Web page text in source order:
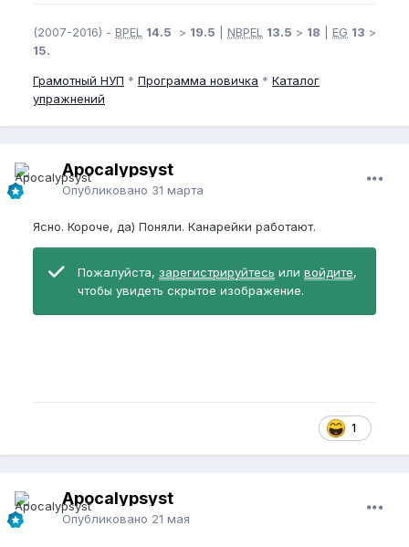
(2007-2016) - BPEL 14.5 > 19.5 NBPEL 13.5 > 18 EG 13 >
15.
Грамотный НУП * Программа новичка * Каталог
упражнений
Apocalypsyst
Опубликовано 31 марта
Ясно. Короче, да) Поняли. Канарейки работают.
Пожалуйста, зарегистрируйтесь или войдите,
чтобы увидеть скрытое изображение.
1
Apocalypsyst
Опубликовано 21 мая